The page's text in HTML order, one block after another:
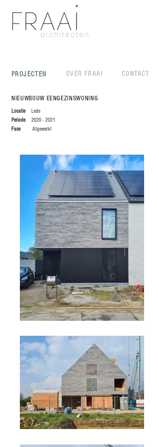
Lotte Van Acoleyen
PROJECTEN OVER FRAAI CONTACT
NIEUWBOUW EENGEZINSWONING
Locatie Lede
Periode
2020 - 2021
Fase Afgewerkt